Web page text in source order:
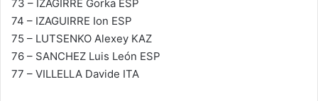
73 – IZAGIRRE Gorka ESP
74 – IZAGUIRRE Ion ESP
75 – LUTSENKO Alexey KAZ
76 – SANCHEZ Luis León ESP
77 – VILLELLA Davide ITA